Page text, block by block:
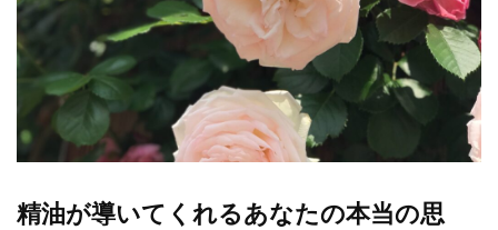
精油が導いてくれるあなたの本当の思